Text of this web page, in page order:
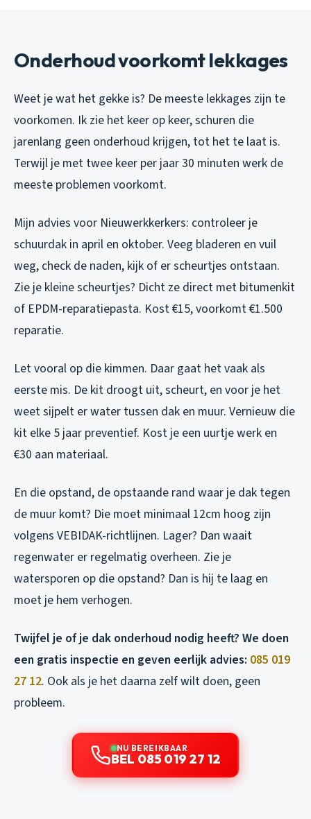
Onderhoud voorkomt lekkages
Weet je wat het gekke is? De meeste lekkages zijn te
voorkomen. Ik zie het keer op keer, schuren die
jarenlang geen onderhoud krijgen, tot het te laat is.
Terwijl je met twee keer per jaar 30 minuten werk de
meeste problemen voorkomt.
Mijn advies voor Nieuwerkkerkers: controleer je
schuurdak in april en oktober. Veeg bladeren en vuil
weg, check de naden, kijk of er scheurtjes ontstaan.
Zie je kleine scheurtjes? Dicht ze direct met bitumenkit
of EPDM-reparatiepasta. Kost €15, voorkomt €1.500
reparatie.
Let vooral op die kimmen. Daar gaat het vaak als
eerste mis. De kit droogt uit, scheurt, en voor je het
weet sijpelt er water tussen dak en muur. Vernieuw die
kit elke 5 jaar preventief. Kost je een uurtje werk en
€30 aan materiaal.
En die opstand, de opstaande rand waar je dak tegen
de muur komt? Die moet minimaal 12cm hoog zijn
volgens VEBIDAK-richtlijnen. Lager? Dan waait
regenwater er regelmatig overheen. Zie je
watersporen op die opstand? Dan is hij te laag en
moet je hem verhogen.
Twijfel je of je dak onderhoud nodig heeft? We doen
een gratis inspectie en geven eerlijk advies: 085 019
27 12. Ook als je het daarna zelf wilt doen, geen
probleem.
NU BEREIKBAAR
BEL 085 019 27 12